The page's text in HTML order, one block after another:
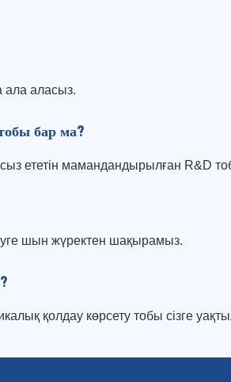
ала аласыз.
бар ма?
ететін мамандандырылған R&D
шын жүректен шақырамыз.
қолдау көрсету тобы сізге